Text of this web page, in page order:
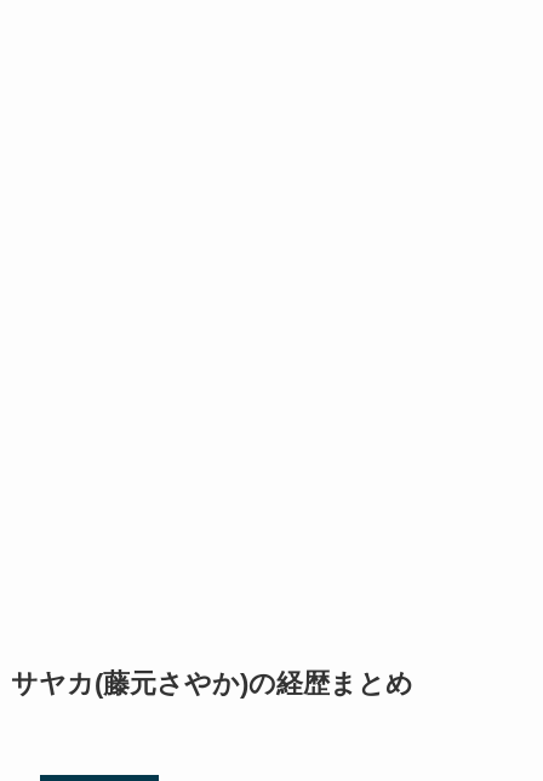
サヤカ(藤元さやか)の経歴まとめ